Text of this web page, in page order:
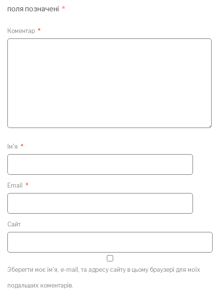
поля позначені *
Коментар *
Ім'я *
Email *
Сайт
Зберегти моє ім'я, e-mail, та адресу сайту в цьому браузері для моїх
подальших коментарів.